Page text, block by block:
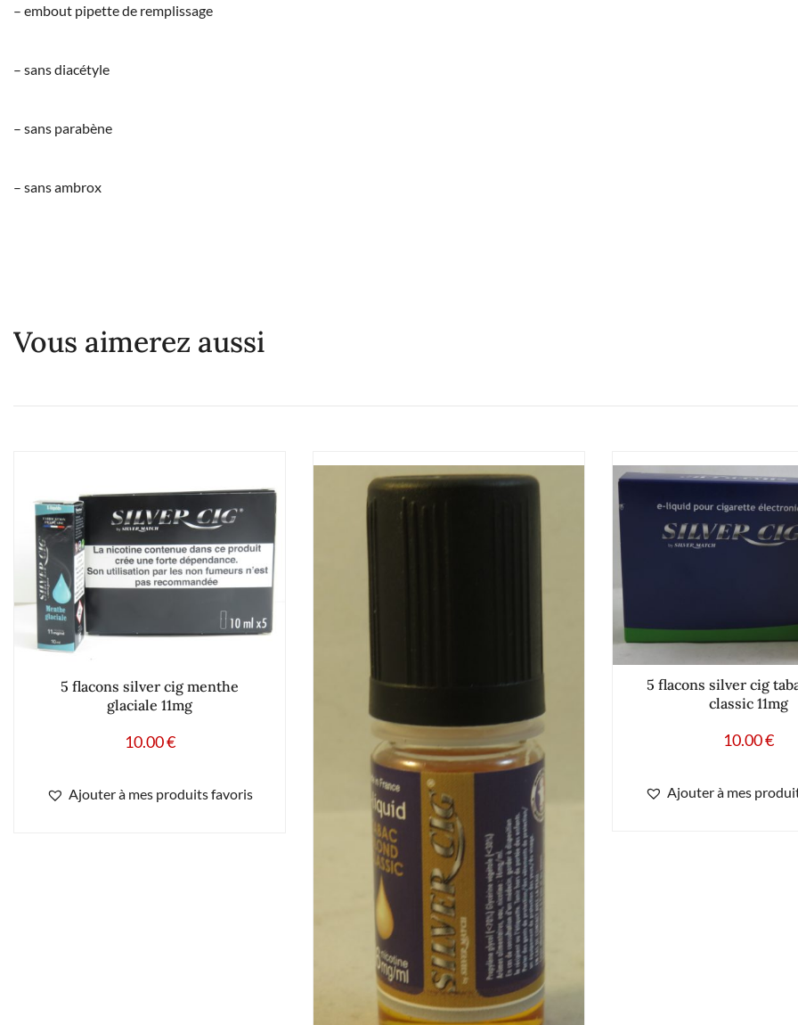
– embout pipette de remplissage
– sans diacétyle
– sans parabène
– sans ambrox
Vous aimerez aussi
5 flacons silver cig menthe
glaciale 11mg
10.00€
Ajouter à mes produits favoris
5 flacons silver cig
classic 11mg
10.00€
Ajouter à mes